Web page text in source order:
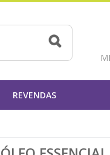
REVENDAS